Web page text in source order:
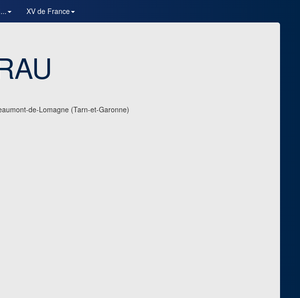
XV de France
de-Lomagne (Tarn-et-Garonne)